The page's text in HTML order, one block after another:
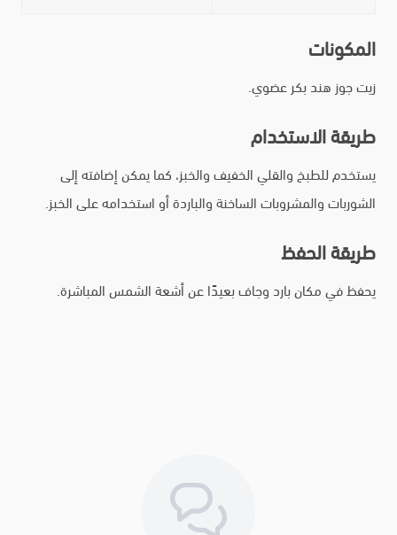
المكونات
زيت جوز هند بكر عضوي.
طريقة الاستخدام
يستخدم للطبخ والقلي الخفيف والخبز، كما يمكن إضافته إلى
الشوربات والمشروبات الساخنة والباردة أو استخدامه على الخبز.
طريقة الحفظ
يحفظ في مكان بارد وجاف بعيدًا عن أشعة الشمس المباشرة.